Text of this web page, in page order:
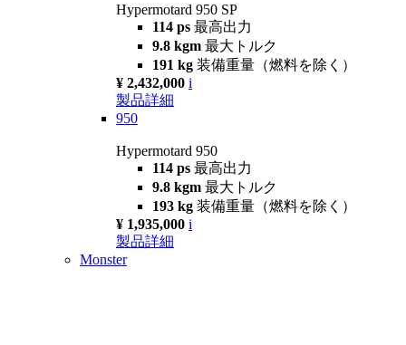
Hypermotard 950 SP
114 ps 最高出力
9.8 kgm 最大トルク
191 kg 装備重量（燃料を除く）
¥ 2,432,000 i
製品詳細
950
Hypermotard 950
114 ps 最高出力
9.8 kgm 最大トルク
193 kg 装備重量（燃料を除く）
¥ 1,935,000 i
製品詳細
Monster